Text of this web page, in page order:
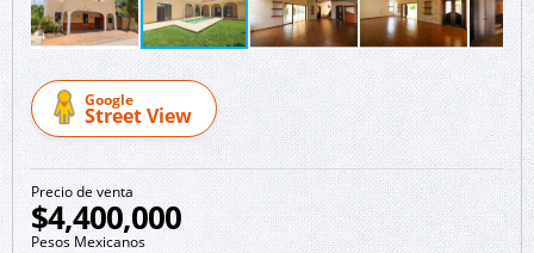
Google
Street View
Precio de venta
$4,400,000
Pesos Mexicanos